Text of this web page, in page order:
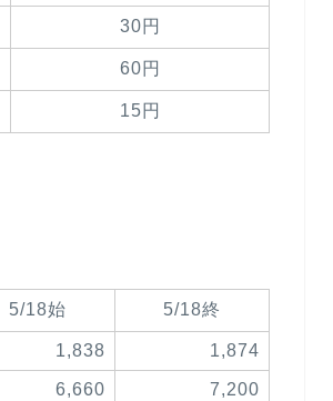
30円
60円
15円
5/18始 5/18終
1,838 1,874
6,660 7,200